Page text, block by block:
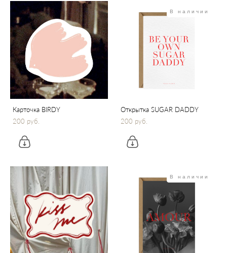
Карточка BIRDY
200 pуб.
В наличии
Открытка SUGAR DADDY
200 pуб.
В наличии